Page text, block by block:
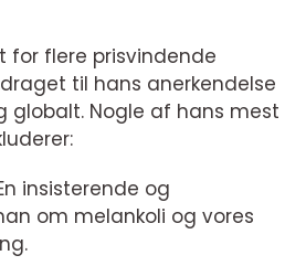
for flere prisvindende
til hans anerkendelse
globalt. Nogle af hans mest
insisterende og
om melankoli og vores